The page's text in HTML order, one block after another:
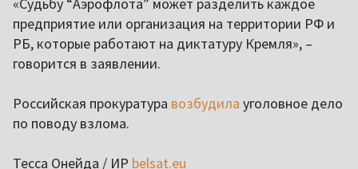
«Судьбу “Аэрофлота” может разделить каждое
предприятие или организация на территории РФ и
РБ, которые работают на диктатуру Кремля», –
говорится в заявлении.
Российская прокуратура возбудила уголовное дело
по поводу взлома.
Тесса Онейда / ИР belsat.eu